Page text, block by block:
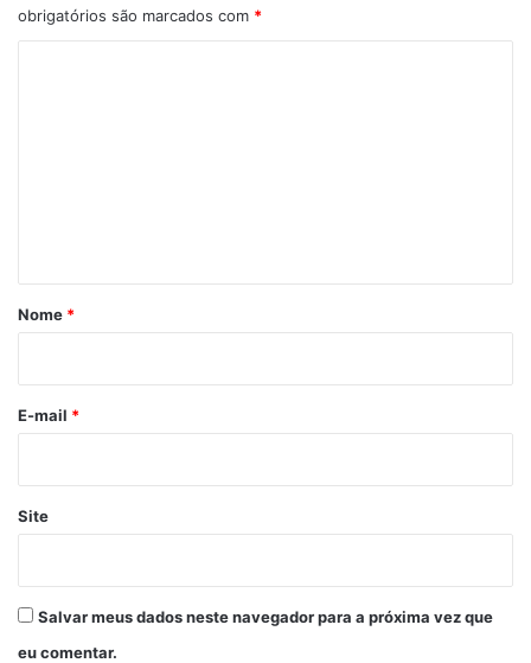
obrigatórios são marcados com *
r
*
Nome *
E-mail *
Site
Salvar meus dados neste navegador para a próxima vez que
eu comentar.